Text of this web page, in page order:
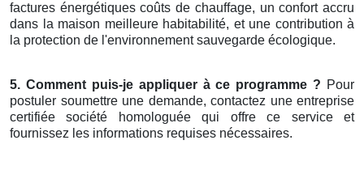
factures énergétiques coûts de chauffage, un confort accru
dans la maison meilleure habitabilité, et une contribution à
la protection de l'environnement sauvegarde écologique.
5. Comment puis-je appliquer à ce programme ? Pour
postuler soumettre une demande, contactez une entreprise
certifiée société homologuée qui offre ce service et
fournissez les informations requises nécessaires.